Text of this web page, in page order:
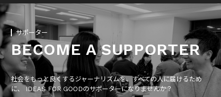
サポーター
BECOME A SUPPORTER
社会をもっと良くするジャーナリズムを、すべての人に届けるため
に、 IDEAS FOR GOODのサポーターになりませんか？